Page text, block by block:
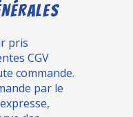
pris
CGV
commande.
par le